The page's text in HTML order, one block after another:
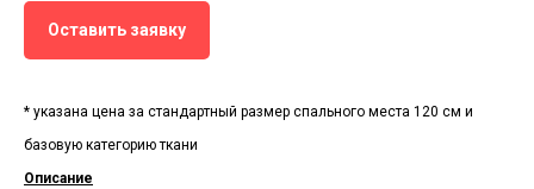
Оставить заявку
* указана цена за стандартный размер спального места 120 см и
базовую категорию ткани
Описание